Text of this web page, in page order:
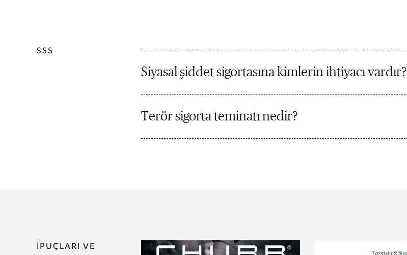
SSS
Siyasal şiddet sigortasına kimlerin ihtiyacı vardır?
Terör sigorta teminatı nedir?
İPUÇLARI VE